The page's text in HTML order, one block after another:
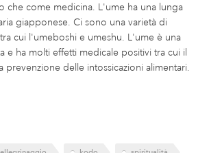
che come medicina. L'ume ha una lunga
giapponese. Ci sono una varietà di
cui l'umeboshi e umeshu. L'ume è una
e ha molti effetti medicale positivi tra cui il
prevenzione delle intossicazioni alimentari.